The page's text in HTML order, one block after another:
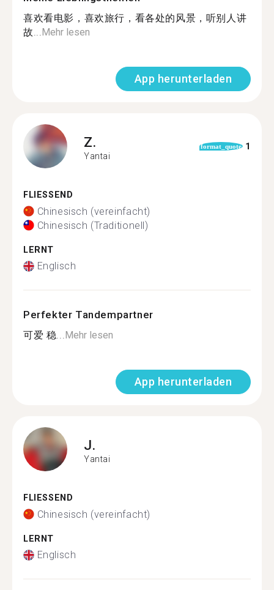
喜欢看电影，喜欢旅行，看各处的风景，听别人讲
故...Mehr lesen
App herunterladen
Z.
Yantai
format_quote 1
FLIESSEND
Chinesisch (vereinfacht)
Chinesisch (Traditionell)
LERNT
Englisch
Perfekter Tandempartner
可爱 稳...Mehr lesen
App herunterladen
J.
Yantai
FLIESSEND
Chinesisch (vereinfacht)
LERNT
Englisch